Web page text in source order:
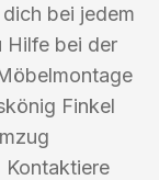
bei jedem
Hilfe bei der
Finkel
Kontaktiere